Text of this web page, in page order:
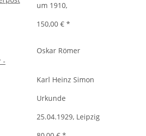
um 1910,
150,00 €*
Oskar Römer
Karl Heinz Simon
Urkunde
25.04.1929, Leipzig